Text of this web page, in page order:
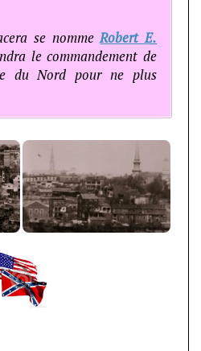
se nommeRobert E.
le commandement de
du Nord pour ne plus